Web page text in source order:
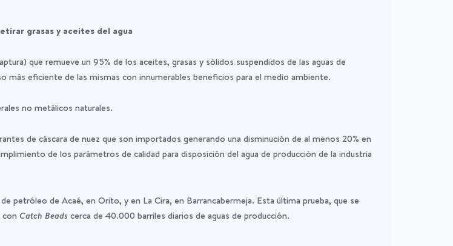
grasas y aceites del agua
que remueve un 95% de los aceites, grasas y sólidos suspendidos de las aguas de
más eficiente de las mismas con innumerables beneficios para el medio ambiente.
no metálicos naturales.
de cáscara de nuez que son importados generando una disminución de al menos 20% en
de los parámetros de calidad para disposición del agua de producción de la industria
petróleo de Acaé, en Orito, y en La Cira, en Barrancabermeja. Esta última prueba, que se
con Catch Beads cerca de 40.000 barriles diarios de aguas de producción.